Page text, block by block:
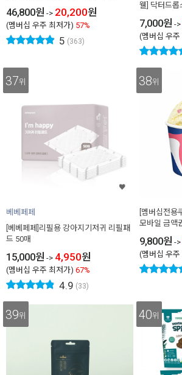
46,800원 -> 20,200원
(멤버십 우주 최저가) 57%
5 (363)
웰] 닥터드롭
7,000원 ->
(멤버십 우
37위
베베페페
[베베페페]리필용 강아지기저귀 리필패
드 50매
15,000원 -> 4,950원
(멤버십 우주 최저가) 67%
4.9 (33)
38위
[멤버십전용
모바일 금액
9,800원 ->
(멤버십 우
39위 40위